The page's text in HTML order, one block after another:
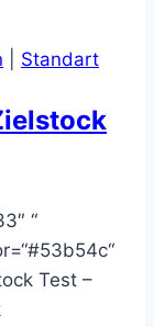
Standart
“
Test –